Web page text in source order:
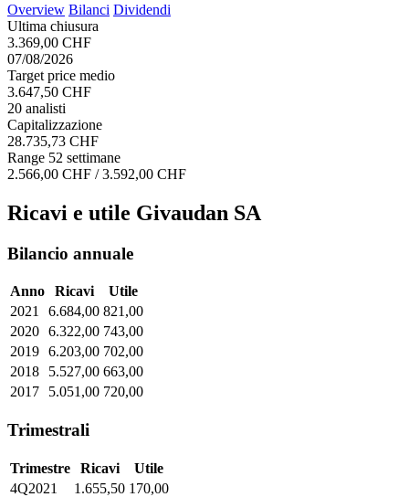
Overview Bilanci Dividendi
Ultima chiusura
3.369,00 CHF
07/08/2026
Target price medio
3.647,50 CHF
20 analisti
Capitalizzazione
28.735,73 CHF
Range 52 settimane
2.566,00 CHF / 3.592,00 CHF
Ricavi e utile Givaudan SA
Bilancio annuale
Anno Ricavi
Utile
2021
6.684,00 821,00
2020 6.322,00 743,00
2019 6.203,00 702,00
2018
5.527,00 663,00
2017
5.051,00 720,00
Trimestrali
Trimestre Ricavi
Utile
4Q2021
1.655,50 170,00